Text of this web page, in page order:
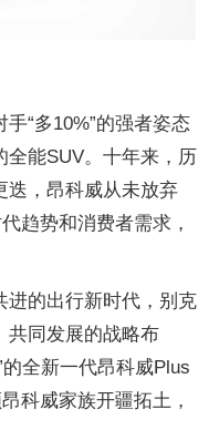
“多10%”的强者姿态
能SUV。十年来，历
迭，昂科威从未放弃
趋势和消费者需求，
进的出行新时代，别克
共同发展的战略布
全新一代昂科威Plus
科威家族开疆拓土，